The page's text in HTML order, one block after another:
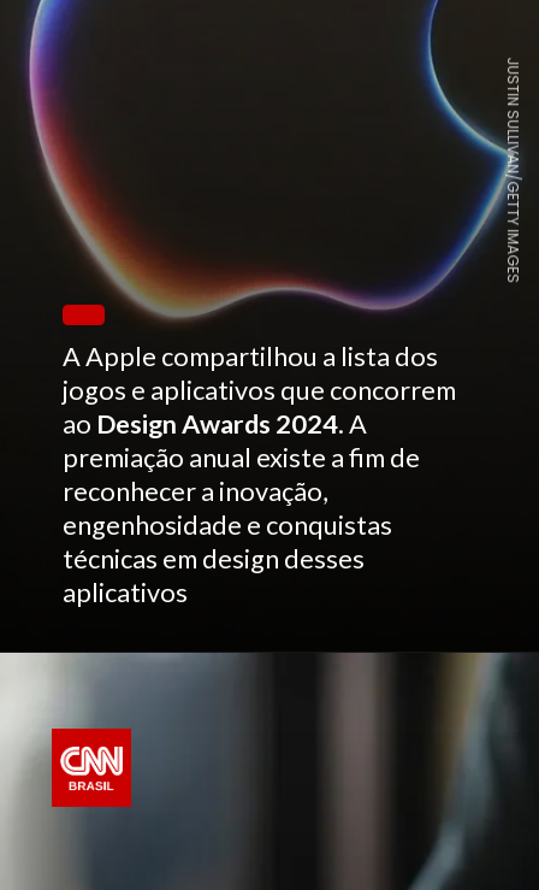
A Apple compartilhou a lista dos
jogos e aplicativos que concorrem
ao Design Awards 2024. A
premiação anual existe a fim de
reconhecer a inovação,
engenhosidade e conquistas
técnicas em design desses
aplicativos
JUSTIN SULLIVAN/GETTY IMAGES